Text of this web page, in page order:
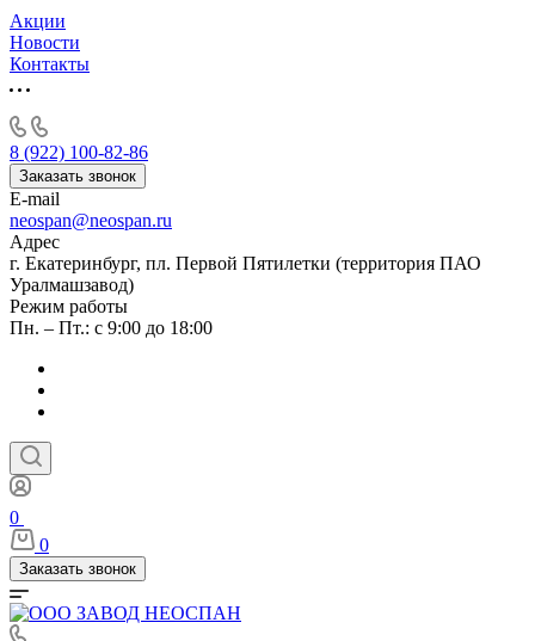
Акции
Новости
Контакты
8 (922) 100-82-86
Заказать звонок
E-mail
neospan@neospan.ru
Адрес
г. Екатеринбург, пл. Первой Пятилетки (территория ПАО
Уралмашзавод)
Режим работы
Пн. – Пт.: с 9:00 до 18:00
0
0
Заказать звонок